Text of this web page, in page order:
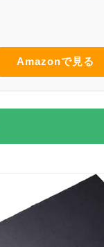
Amazonで見る